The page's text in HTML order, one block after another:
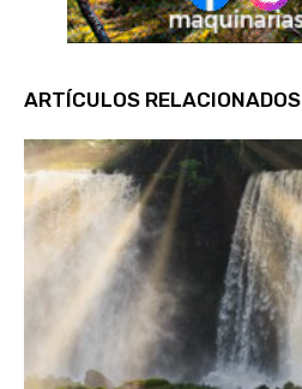
ARTÍCULOS RELACIONADOS